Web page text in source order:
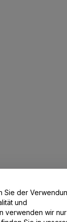
Sie der
und